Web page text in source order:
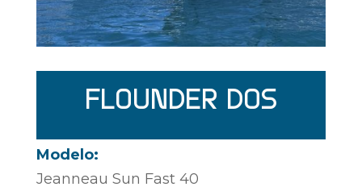
FLOUNDER DOS
Modelo:
Jeanneau Sun Fast 40